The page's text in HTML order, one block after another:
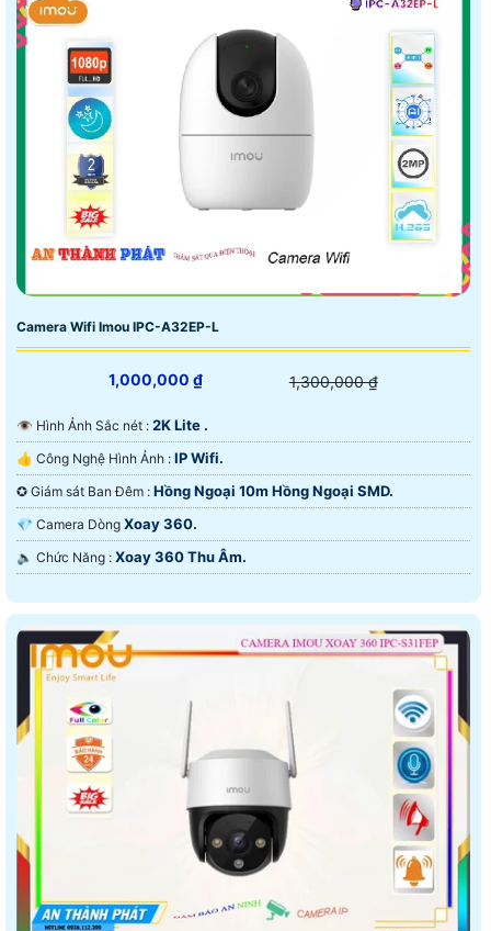
Camera Wifi Imou IPC-A32EP-L
1,000,000 ₫ 1,300,000 ₫
👁 Hình Ảnh Sắc nét : 2K Lite .
👍 Công Nghệ Hình Ảnh : IP Wifi.
✪ Giám sát Ban Đêm : Hồng Ngoại 10m Hồng Ngoại SMD.
💎 Camera Dòng Xoay 360.
️🔈 Chức Năng : Xoay 360 Thu Âm.